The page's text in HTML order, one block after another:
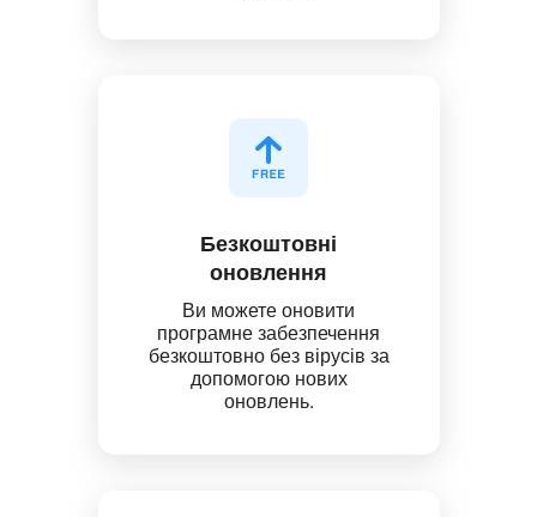
Безкоштовні
оновлення
Ви можете оновити
програмне забезпечення
безкоштовно без вірусів за
допомогою нових
оновлень.